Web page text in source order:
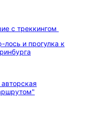
с треккингом
лось и прогулка к